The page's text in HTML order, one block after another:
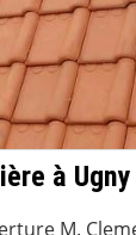
à Ugny
M.